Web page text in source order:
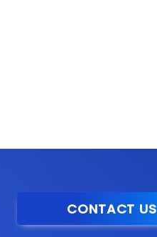
CONTACT US